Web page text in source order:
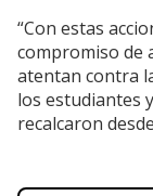
“Con estas
compromiso de
atentan contra
los estudiantes
recalcaron